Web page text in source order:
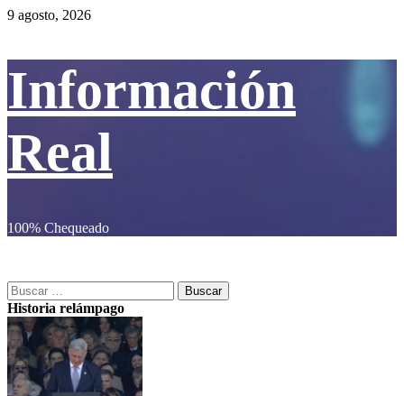
Saltar
9 agosto, 2026
Información
Real
100% Chequeado
Buscar:
Historia relámpago